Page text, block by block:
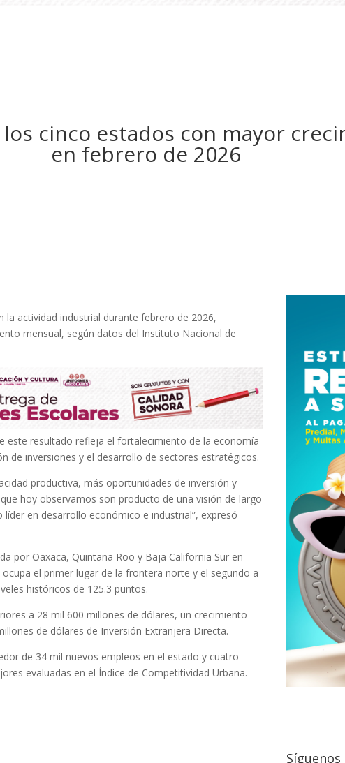
cinco estados con mayor
en febrero de 2026
actividad industrial durante febrero de 2026,
mensual, según datos del Instituto Nacional de
este resultado refleja el fortalecimiento de la economía
de inversiones y el desarrollo de sectores estratégicos.
productiva, más oportunidades de inversión y
hoy observamos son producto de una visión de largo
en desarrollo económico e industrial”, expresó
por Oaxaca, Quintana Roo y Baja California Sur en
el primer lugar de la frontera norte y el segundo a
históricos de 125.3 puntos.
a 28 mil 600 millones de dólares, un crecimiento
de dólares de Inversión Extranjera Directa.
de 34 mil nuevos empleos en el estado y cuatro
evaluadas en el Índice de Competitividad Urbana.
Síguenos